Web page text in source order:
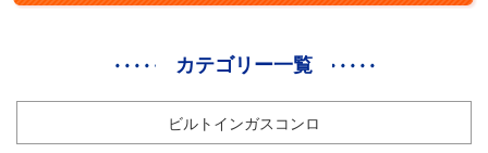
カテゴリー一覧
ビルトインガスコンロ